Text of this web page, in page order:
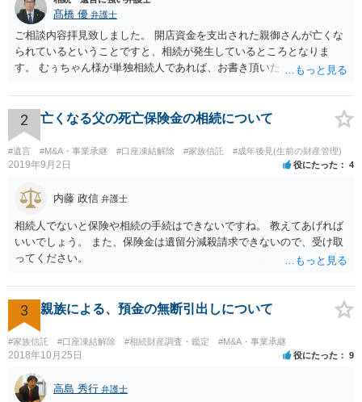
髙橋 優 弁護士
ご相談内容拝見致しました。 開店資金を支出された親御さんが亡くな
られているということですと、相続が発生しているところとなりま
す。 むぅちゃん様が単独相続人であれば、お書き頂いたような方法で
相続人おられるということであれば、他の相続人との協議が必要とな
るところです。 また、当該点とは別にご主人から貸付ではなく贈与で
あると主張される可能性がございます。 その場合には、貸付であるこ
とを伺わせる事情をどれだけ積み重ねることが出来るか、というとこ
ろとなります。 返済の事実や、返済を約束するメール等です。 金額の
おく方が宜しいかと思います。 緊急という訳ではないかと思います
が、事前準備が早い方が有効な手段が増える傾向にありますので、早
目に弁護士を入れられることを御検討頂くと良いかと思います。
2 亡くなる父の死亡保険金の相続について
#遺言 #M&A・事業承継 #口座凍結解除 #家族信託 #成年後見(生前の財産管理)
2019年9月2日 役にたった 4
内藤 政信 弁護士
相続人でないと保険や相続の手続はできないですね。 教えてあげれば
いいでしょう。 また、保険金は遺留分減殺請求できないので、受け取
ってください。
3 親族による、預金の無断引出しについて
#家族信託 #口座凍結解除 #相続財産調査・鑑定 #M&A・事業承継
2018年10月25日 役にたった 9
高島 秀行 弁護士